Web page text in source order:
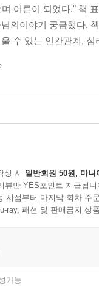
어른이 되었다." 책
의이야기 궁금했다.
수 있는 인간관계,
성 시 일반회원 50원, 마니
뷰만 YES포인트 지급됩니
시점부터 마지막 회차 주
ray, 패션 및 판매금지 상
가능